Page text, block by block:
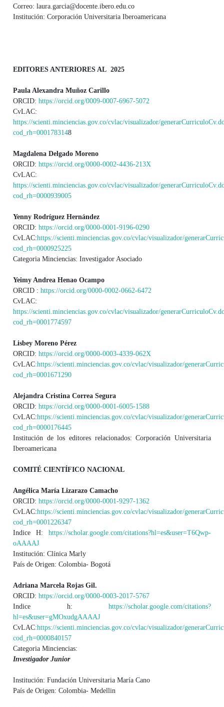
Correo: laura.garcia@docente.ibero.edu.co
Institución: Corporación Universitaria Iberoamericana
EDITORES ANTERIORES AL 2025
Paula Alexandra Muñoz Carillo
ORCID: https://orcid.org/0009-0007-6967-5072
CvLAC:
https://scienti.minciencias.gov.co/cvlac/visualizador/
cod_rh=0001783148
Magdalena Delgado Moreno
ORCID:https://orcid.org/0000-0002-4436-213X
CvLAC:
https://scienti.minciencias.gov.co/cvlac/visualizador/
cod_rh=0000939005
Yenny Rodríguez Hernández
ORCID:https://orcid.org/0000-0001-9196-0290
CvLAC:https://scienti.minciencias.gov.co/cvlac/visualizador/
cod_rh=0000925225
Categoria Minciencias: Investigador Asociado
Yeimy Andrea Henao Ocampo
ORCID :https://orcid.org/0000-0002-0662-6472
CvLAC:
https://scienti.minciencias.gov.co/cvlac/visualizador/
cod_rh=0001774597
Lisbey Moreno Pérez
ORCID:https://orcid.org/0000-0003-4339-062X
CvLAC:https://scienti.minciencias.gov.co/cvlac/visualizador/
cod_rh=0001671290
Alejandra Cristina Correa Segura
ORCID: https://orcid.org/0000-0001-6005-1588
CvLAC:https://scienti.minciencias.gov.co/cvlac/visualizador/
cod_rh=0000176445
Institución de los editores relacionados: Corporación Universitaria
Iberoamericana
COMITÉ CIENTÍFICO NACIONAL
Angélica María Lizarazo Camacho
ORCID:https://orcid.org/0000-0001-9297-1362
CvLAC:https://scienti.minciencias.gov.co/cvlac/visualizador/
cod_rh=0001226347
Indice H: https://scholar.google.com/citations?hl=es&user=T6Qwp-
oAAAAJ
Institución: Clínica Marly
País de Origen: Colombia- Bogotá
Adriana Marcela Rojas Gil.
ORCID:https://orcid.org/0000-0003-2017-5767
Indice h: https://scholar.google.com/citations?
hl=es&user=gMOxudgAAAAJ
CvLAC:https://scienti.minciencias.gov.co/cvlac/visualizador/
cod_rh=0000840157
Categoria Minciencias:
Investigador Junior
Institución: Fundación Universitaria María Cano
País de Origen: Colombia- Medellin